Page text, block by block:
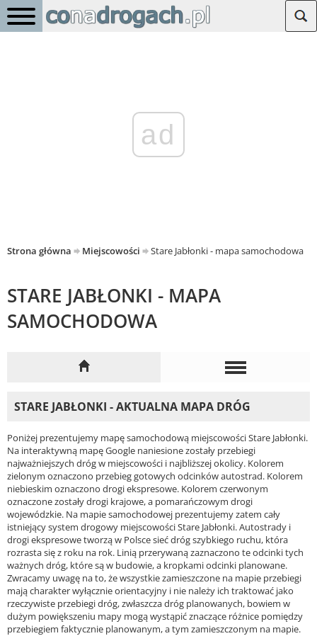
ad
Strona główna Miejscowości Stare Jabłonki - mapa samochodowa
STARE JABŁONKI - MAPA
SAMOCHODOWA
STARE JABŁONKI - AKTUALNA MAPA DRÓG
Poniżej prezentujemy mapę samochodową miejscowości Stare Jabłonki.
Na interaktywną mapę Google naniesione zostały przebiegi
najważniejszych dróg w miejscowości i najbliższej okolicy. Kolorem
zielonym oznaczono przebieg gotowych odcinków autostrad. Kolorem
niebieskim oznaczono drogi ekspresowe. Kolorem czerwonym
oznaczone zostały drogi krajowe, a pomarańczowym drogi
wojewódzkie. Na mapie samochodowej prezentujemy zatem cały
istniejący system drogowy miejscowości Stare Jabłonki. Autostrady i
drogi ekspresowe tworzą w Polsce sieć dróg szybkiego ruchu, która
rozrasta się z roku na rok. Linią przerywaną zaznaczono te odcinki tych
ważnych dróg, które są w budowie, a kropkami odcinki planowane.
Zwracamy uwagę na to, że wszystkie zamieszczone na mapie przebiegi
mają charakter wyłącznie orientacyjny i nie należy ich traktować jako
rzeczywiste przebiegi dróg, zwłaszcza dróg planowanych, bowiem w
dużym powiększeniu mapy mogą wystąpić znaczące różnice pomiędzy
przebiegiem faktycznie planowanym, a tym zamieszczonym na mapie.